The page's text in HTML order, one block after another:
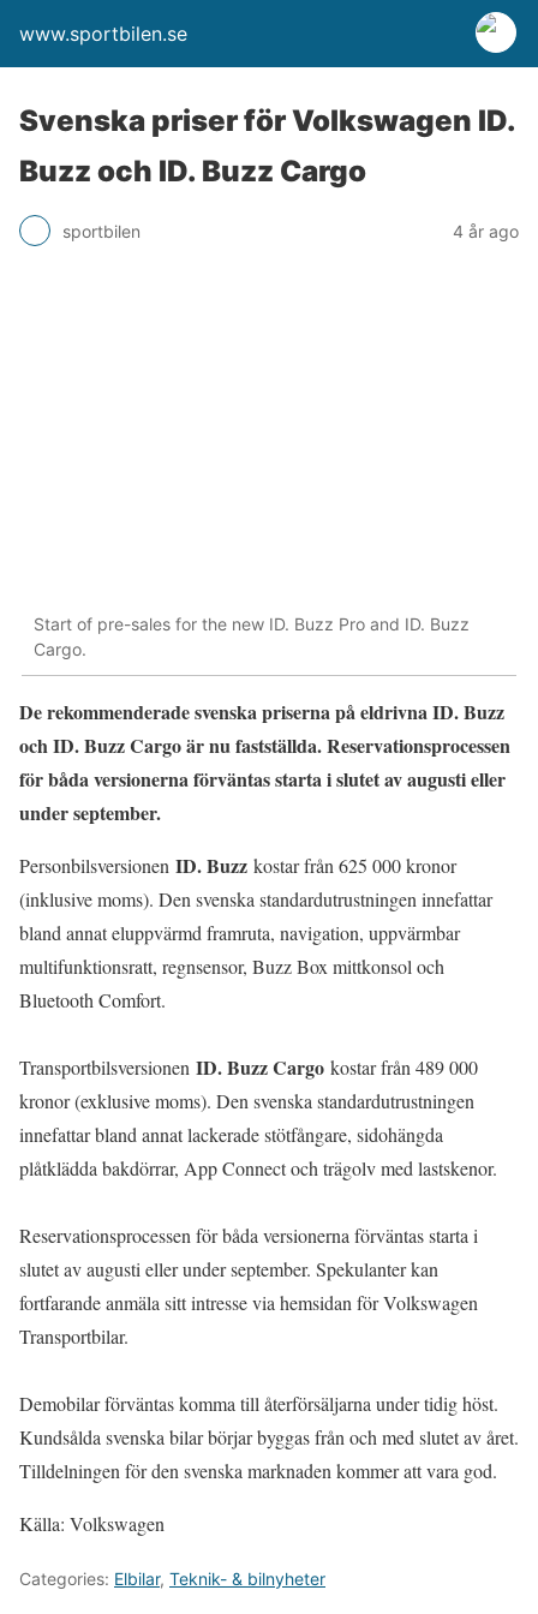
www.sportbilen.se
Svenska priser för Volkswagen ID.
Buzz och ID. Buzz Cargo
sportbilen 4 år ago
Start of pre-sales for the new ID. Buzz Pro and ID. Buzz
Cargo.
De rekommenderade svenska priserna på eldrivna ID. Buzz
och ID. Buzz Cargo är nu fastställda. Reservationsprocessen
för båda versionerna förväntas starta i slutet av augusti eller
under september.
Personbilsversionen ID. Buzz kostar från 625 000 kronor
(inklusive moms). Den svenska standardutrustningen innefattar
bland annat eluppvärmd framruta, navigation, uppvärmbar
multifunktionsratt, regnsensor, Buzz Box mittkonsol och
Bluetooth Comfort.
Transportbilsversionen ID. Buzz Cargo kostar från 489 000
kronor (exklusive moms). Den svenska standardutrustningen
innefattar bland annat lackerade stötfångare, sidohängda
plåtklädda bakdörrar, App Connect och trägolv med lastskenor.
Reservationsprocessen för båda versionerna förväntas starta i
slutet av augusti eller under september. Spekulanter kan
fortfarande anmäla sitt intresse via hemsidan för Volkswagen
Transportbilar.
Demobilar förväntas komma till återförsäljarna under tidig höst.
Kundsålda svenska bilar börjar byggas från och med slutet av året.
Tilldelningen för den svenska marknaden kommer att vara god.
Källa: Volkswagen
Categories: Elbilar, Teknik- & bilnyheter